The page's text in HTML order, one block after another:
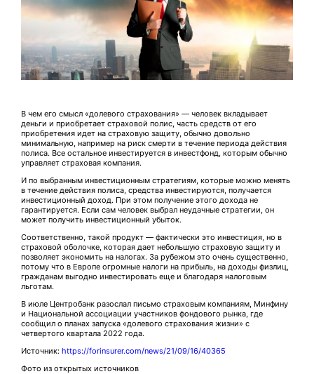
В чем его смысл «долевого страхования» — человек вкладывает
деньги и приобретает страховой полис, часть средств от его
приобретения идет на страховую защиту, обычно довольно
минимальную, например на риск смерти в течение периода действия
полиса. Все остальное инвестируется в инвестфонд, которым обычно
управляет страховая компания.
И по выбранным инвестиционным стратегиям, которые можно менять
в течение действия полиса, средства инвестируются, получается
инвестиционный доход. При этом получение этого дохода не
гарантируется. Если сам человек выбрал неудачные стратегии, он
может получить инвестиционный убыток.
Соответственно, такой продукт — фактически это инвестиция, но в
страховой оболочке, которая дает небольшую страховую защиту и
позволяет экономить на налогах. За рубежом это очень существенно,
потому что в Европе огромные налоги на прибыль, на доходы физлиц,
гражданам выгодно инвестировать еще и благодаря налоговым
льготам.
В июле Центробанк разослал письмо страховым компаниям, Минфину
и Национальной ассоциации участников фондового рынка, где
сообщил о планах запуска «долевого страхования жизни» с
четвертого квартала 2022 года.
Источник: https://forinsurer.com/news/21/09/16/40365
Фото из открытых источников